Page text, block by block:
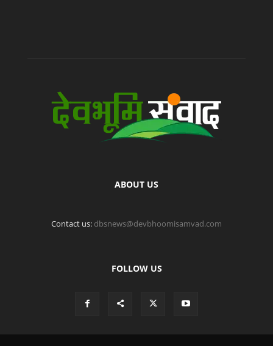
ABOUT US
Contact us: dbsnews@devbhoomisamvad.com
FOLLOW US